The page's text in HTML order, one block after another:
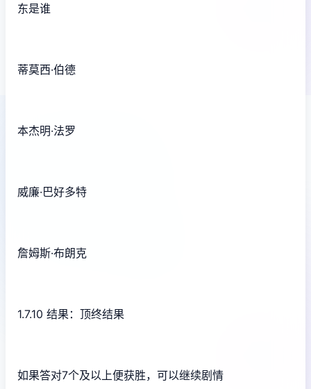
东是谁
蒂莫西·伯德
本杰明·法罗
威廉·巴好多特
詹姆斯·布朗克
1.7.10 结果：顶终结果
如果答对7个及以上便获胜，可以继续剧情